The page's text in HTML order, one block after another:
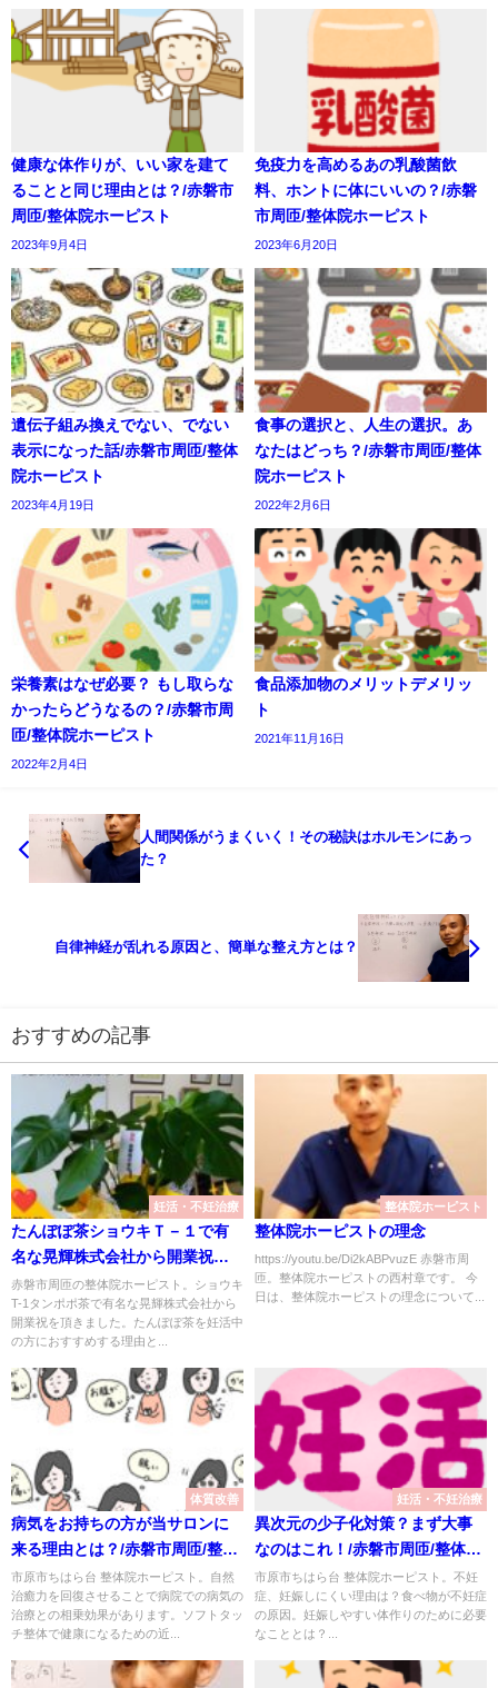
健康な体作りが、いい家を建て
ることと同じ理由とは？/赤磐市
周匝/整体院ホーピスト
2023年9月4日
免疫力を高めるあの乳酸菌飲
料、ホントに体にいいの？/赤磐
市周匝/整体院ホーピスト
2023年6月20日
遺伝子組み換えでない、でない
表示になった話/赤磐市周匝/整体
院ホーピスト
2023年4月19日
食事の選択と、人生の選択。あ
なたはどっち？/赤磐市周匝/整体
院ホーピスト
2022年2月6日
栄養素はなぜ必要？ もし取らな
かったらどうなるの？/赤磐市周
匝/整体院ホーピスト
2022年2月4日
食品添加物のメリットデメリッ
ト
2021年11月16日
人間関係がうまくいく！その秘訣はホルモンにあっ
た？
自律神経が乱れる原因と、簡単な整え方とは？
おすすめの記事
妊活・不妊治療
たんぽぽ茶ショウキＴ－１で有
名な晃輝株式会社から開業祝
い！
赤磐市周匝の整体院ホーピスト。ショウキ
T-1タンポポ茶で有名な晃輝株式会社から
開業祝を頂きました。たんぽぽ茶を妊活中
の方におすすめする理由と...
整体院ホーピスト
整体院ホーピストの理念
https://youtu.be/Di2kABPvuzE 赤磐市周
匝。整体院ホーピストの西村章です。 今
日は、整体院ホーピストの理念について...
体質改善
病気をお持ちの方が当サロンに
来る理由とは？/赤磐市周匝/整体
院ホーピスト
市原市ちはら台 整体院ホーピスト。自然
治癒力を回復させることで病院での病気の
治療との相乗効果があります。ソフトタッ
チ整体で健康になるための近...
妊活・不妊治療
異次元の少子化対策？まず大事
なのはこれ！/赤磐市周匝/整体院
ホーピスト
市原市ちはら台 整体院ホーピスト。不妊
症、妊娠しにくい理由は？食べ物が不妊症
の原因。妊娠しやすい体作りのために必要
なこととは？...